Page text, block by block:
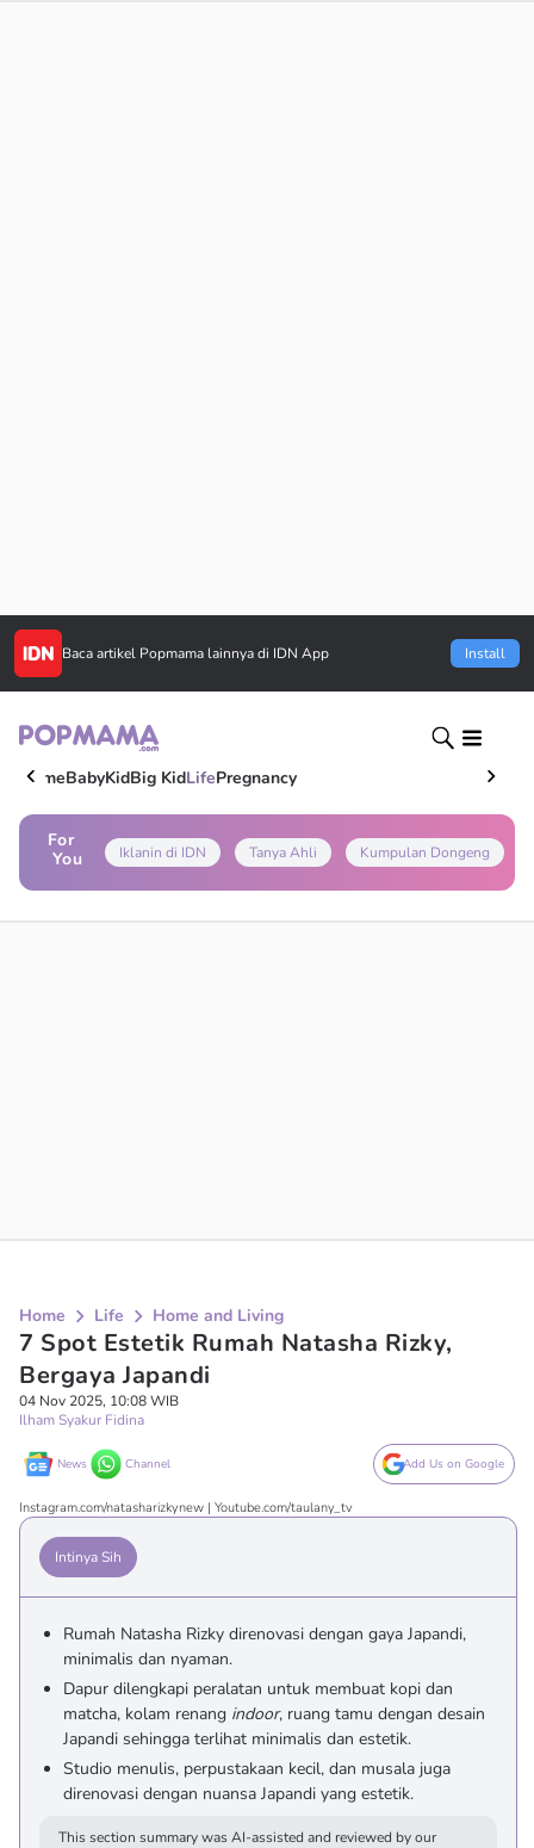
Baca artikel Popmama lainnya di IDN App Install
HomeBabyKidBig KidLifePregnancy
For
You
Iklanin di IDN Tanya Ahli Kumpulan Dongeng
Home Life Home and Living
7 Spot Estetik Rumah Natasha Rizky,
Bergaya Japandi
04 Nov 2025, 10:08 WIB
Ilham Syakur Fidina
News Channel Add Us on Google
Instagram.com/natasharizkynew | Youtube.com/taulany_tv
Intinya Sih
Rumah Natasha Rizky direnovasi dengan gaya Japandi,
minimalis dan nyaman.
Dapur dilengkapi peralatan untuk membuat kopi dan
matcha, kolam renang indoor, ruang tamu dengan desain
Japandi sehingga terlihat minimalis dan estetik.
Studio menulis, perpustakaan kecil, dan musala juga
direnovasi dengan nuansa Japandi yang estetik.
This section summary was AI-assisted and reviewed by our